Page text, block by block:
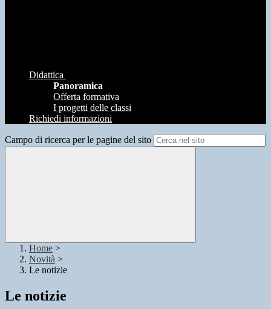
Didattica
Panoramica
Offerta formativa
I progetti delle classi
Richiedi informazioni
Campo di ricerca per le pagine del sito
Home >
Novità >
Le notizie
Le notizie